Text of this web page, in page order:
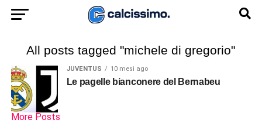
All posts tagged "michele di gregorio"
JUVENTUS 10 mesi ago
Le pagelle bianconere del Bernabeu
More Posts